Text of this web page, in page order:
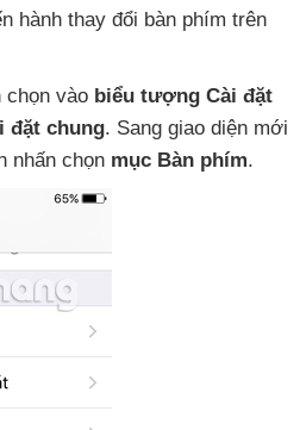
hành thay đổi bàn phím trên
chọn vào biểu tượng Cài đặt
đặt chung. Sang giao diện mới
nhấn chọn mục Bàn phím.